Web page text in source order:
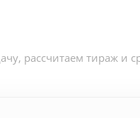
рассчитаем тираж и